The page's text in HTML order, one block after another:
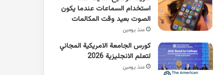
استخدام السماعات عندما يكون
الصوت بعيد وقت المكالمات
منذ يومين
كورس الجامعة الامريكية المجاني
لتعلم الانجليزية 2026
منذ يومين